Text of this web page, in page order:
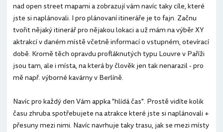
nad open street mapami a zobrazují vám navíc taky cíle, které
jste si naplánovali. I pro plánovaní itineráře je to fajn. Začnu
tvořit nějaký itinerář pro nějakou lokaci a už mám na výběr XY
aktrakcí v daném místě včetně informací o vstupném, otevírací
době. Kromě těch opravdu profláknutých typu Louvre v Paříži
jsou tam, ale i místa, na která by člověk jen tak nenarazil - pro
mě např. výborné kavárny v Berlíně.
Navíc pro každý den Vám appka "hlídá čas". Prostě vidíte kolik
času zhruba spotřebujete na atrakce které jste si naplánovali +
přesuny mezi nimi. Navíc navrhuje taky trasu, jak se mezi místy